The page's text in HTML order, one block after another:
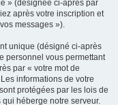
» (désignée ci-après par
après votre inscription et
messages »).
unique (désigné ci-après
personnel vous permettant
par « votre mot de
informations de votre
protégées par les lois de
héberge notre serveur.